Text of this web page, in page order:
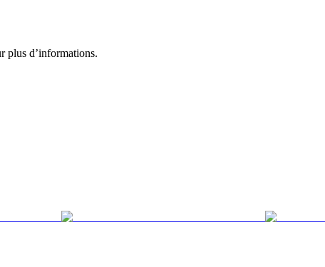
plus d’informations.